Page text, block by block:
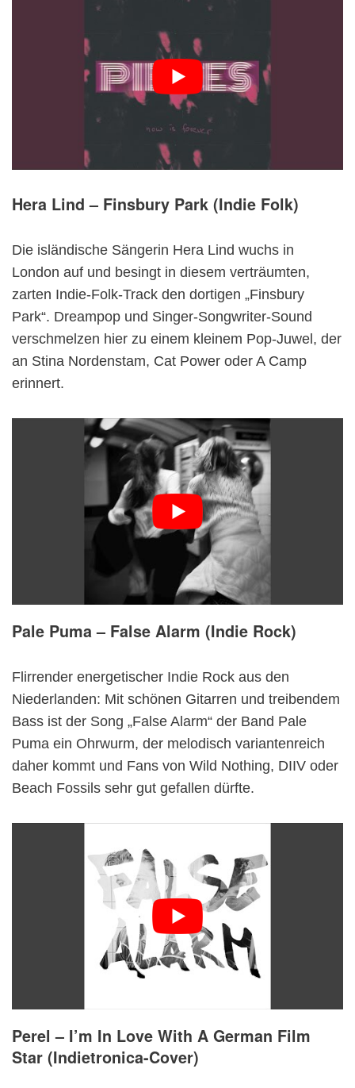
Hera Lind – Finsbury Park (Indie Folk)
Die isländische Sängerin Hera Lind wuchs in
London auf und besingt in diesem verträumten,
zarten Indie-Folk-Track den dortigen „Finsbury
Park“. Dreampop und Singer-Songwriter-Sound
verschmelzen hier zu einem kleinem Pop-Juwel, der
an Stina Nordenstam, Cat Power oder A Camp
erinnert.
Pale Puma – False Alarm (Indie Rock)
Flirrender energetischer Indie Rock aus den
Niederlanden: Mit schönen Gitarren und treibendem
Bass ist der Song „False Alarm“ der Band Pale
Puma ein Ohrwurm, der melodisch variantenreich
daher kommt und Fans von Wild Nothing, DIIV oder
Beach Fossils sehr gut gefallen dürfte.
Perel – I’m In Love With A German Film
Star (Indietronica-Cover)